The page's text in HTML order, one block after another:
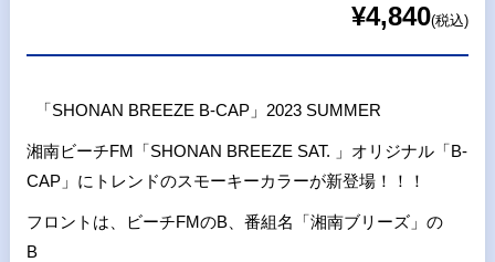
¥4,840(税込)
「SHONAN BREEZE B-CAP」 2023 SUMMER
湘南ビーチFM「SHONAN BREEZE SAT. 」オリジナル「B-
CAP」にトレンドのスモーキーカラーが新登場！！！
フロントは、ビーチFMのB、番組名「湘南ブリーズ」の
B